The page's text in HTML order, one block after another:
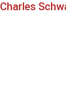
Charles